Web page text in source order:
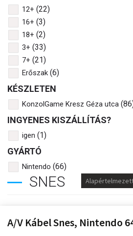
12+ (22)
16+ (3)
18+ (2)
3+ (33)
7+ (21)
Erőszak (6)
KÉSZLETEN
KonzolGame Kresz Géza utca
INGYENES KISZÁLLÍTÁS?
igen (1)
GYÁRTÓ
Nintendo (66)
SNES
A/V Kábel Snes, Nintendo